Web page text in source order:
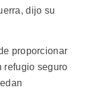
dijo su
proporcionar
refugio seguro